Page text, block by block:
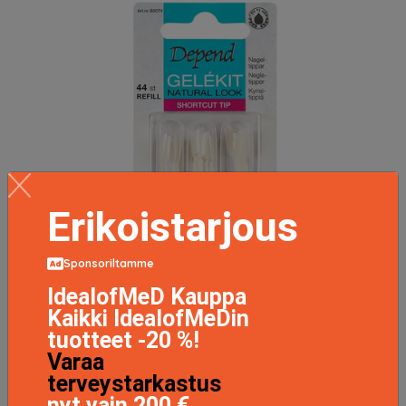
Erikoistarjous
Sponsoriltamme
IdealofMeD Kauppa
Kaikki IdealofMeDin
tuotteet -20 %!
Varaa
terveystarkastus